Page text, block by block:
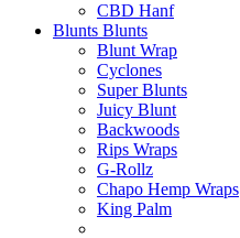
CBD Hanf
Blunts Blunts
Blunt Wrap
Cyclones
Super Blunts
Juicy Blunt
Backwoods
Rips Wraps
G-Rollz
Chapo Hemp Wraps
King Palm